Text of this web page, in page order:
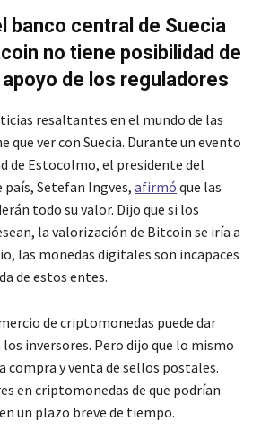
banco central de Suecia
no tiene posibilidad de
de los reguladores
resaltantes en el mundo de las
que ver con Suecia. Durante un evento
de Estocolmo, el presidente del
país, Setefan Ingves, afirmó que las
todo su valor. Dijo que si los
la valorización de Bitcoin se iría a
las monedas digitales son incapaces
de estos entes.
de criptomonedas puede dar
inversores. Pero dijo que lo mismo
compra y venta de sellos postales.
en criptomonedas de que podrían
un plazo breve de tiempo.